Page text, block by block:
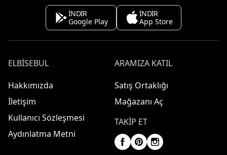
İNDİR
Google Play
İNDİR
App Store
ELBISEBUL
Hakkımızda
İletişim
Kullanıcı Sözleşmesi
Aydınlatma Metni
ARAMIZA KATIL
Satış Ortaklığı
Mağazanı Aç
TAKIP ET